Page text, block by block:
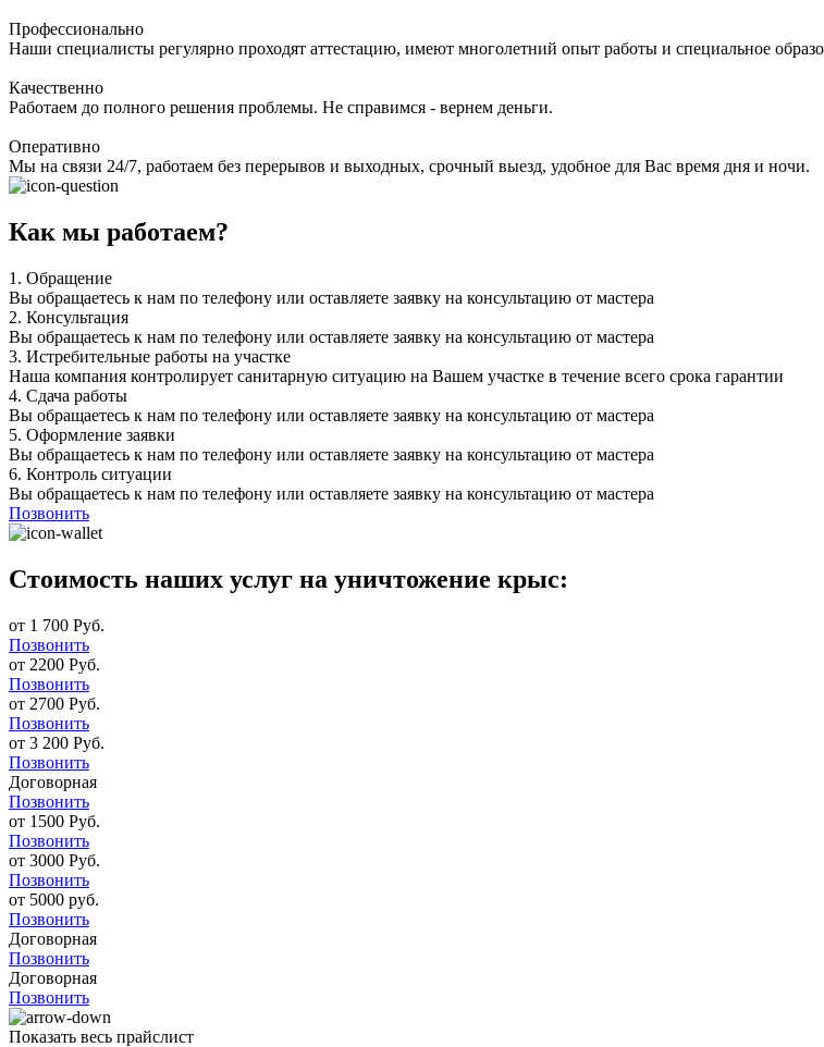
Профессионально
Наши специалисты регулярно проходят аттестацию, имеют многолетний опыт работы и специальное
Качественно
Работаем до полного решения проблемы. Не справимся - вернем деньги.
Оперативно
Мы на связи 24/7, работаем без перерывов и выходных, срочный выезд, удобное для Вас время дня и ночи.
Как мы работаем?
1. Обращение
Вы обращаетесь к нам по телефону или оставляете заявку на консультацию от мастера
2. Консультация
Вы обращаетесь к нам по телефону или оставляете заявку на консультацию от мастера
3. Истребительные работы на участке
Наша компания контролирует санитарную ситуацию на Вашем участке в течение всего срока гарантии
4. Сдача работы
Вы обращаетесь к нам по телефону или оставляете заявку на консультацию от мастера
5. Оформление заявки
Вы обращаетесь к нам по телефону или оставляете заявку на консультацию от мастера
6. Контроль ситуации
Вы обращаетесь к нам по телефону или оставляете заявку на консультацию от мастера
Позвонить
Стоимость наших услуг на уничтожение крыс:
от 1 700 Руб.
Позвонить
от 2200 Руб.
Позвонить
от 2700 Руб.
Позвонить
от 3 200 Руб.
Позвонить
Договорная
Позвонить
от 1500 Руб.
Позвонить
от 3000 Руб.
Позвонить
от 5000 руб.
Позвонить
Договорная
Позвонить
Договорная
Позвонить
Показать весь прайслист